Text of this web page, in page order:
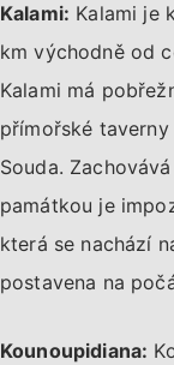
Kalami: Kalami je
km východně od
Kalami má
přímořské
Souda.
památkou je
která se nachází
postavena na
Kounoupidiana: